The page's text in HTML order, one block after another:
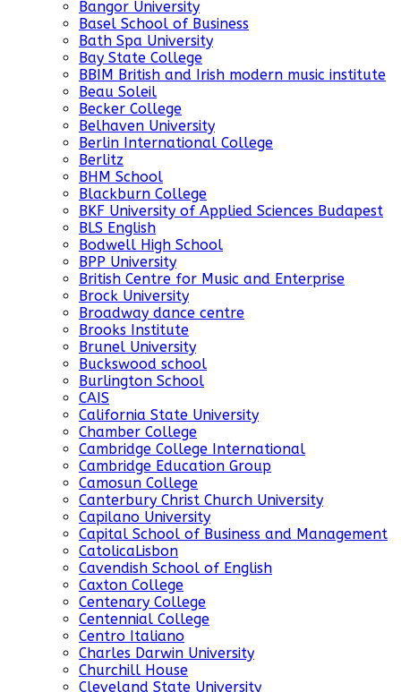
Bangor University
Basel School of Business
Bath Spa University
Bay State College
BBIM British and Irish modern music institute
Beau Soleil
Becker College
Belhaven University
Berlin International College
Berlitz
BHM School
Blackburn College
BKF University of Applied Sciences Budapest
BLS English
Bodwell High School
BPP University
British Centre for Music and Enterprise
Brock University
Broadway dance centre
Brooks Institute
Brunel University
Buckswood school
Burlington School
CAIS
California State University
Chamber College
Cambridge College International
Cambridge Education Group
Camosun College
Canterbury Christ Church University
Capilano University
Capital School of Business and Management
CatolicaLisbon
Cavendish School of English
Caxton College
Centenary College
Centennial College
Centro Italiano
Charles Darwin University
Churchill House
Cleveland State University